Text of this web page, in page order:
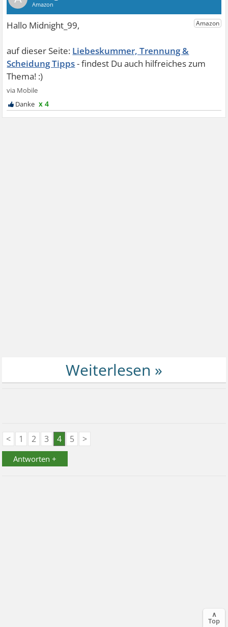
Liebeskummer, Trennung &
Scheidung Tipps
x 4
< 1 2 3 4 5 >
Antworten +
∧
Top